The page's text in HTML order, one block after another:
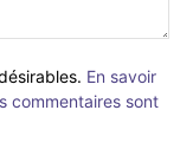
En savoir
commentaires sont